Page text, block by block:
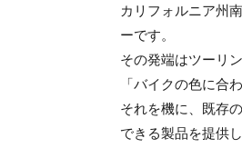
カリフォルニア州
ーです。
その発端はツーリ
「バイクの色に合
それを機に、既存
できる製品を提供し